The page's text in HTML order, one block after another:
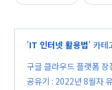
'IT 인터넷 활용법' 카테
구글 클라우드 플랫폼 장
공유기 : 2022년 8월자